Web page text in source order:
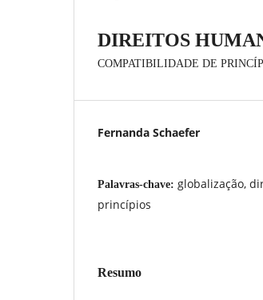
DIREITOS
COMPATIBILIDADE DE
Fernanda Schaefer
Palavras-chave: globalização,
princípios
Resumo